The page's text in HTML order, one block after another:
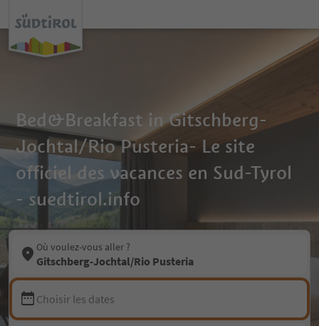
Bed&Breakfast in Gitschberg-
Jochtal/Rio Pusteria- Le site
officiel des vacances en Sud-Tyrol
- suedtirol.info
Où voulez-vous aller ?
Gitschberg-Jochtal/Rio Pusteria
Choisir les dates